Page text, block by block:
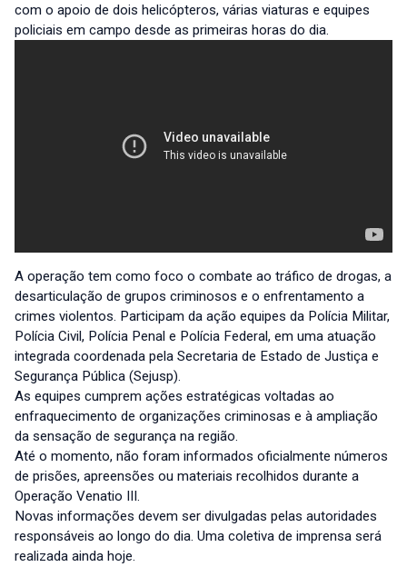
com o apoio de dois helicópteros, várias viaturas e equipes
policiais em campo desde as primeiras horas do dia.
A operação tem como foco o combate ao tráfico de drogas, a
desarticulação de grupos criminosos e o enfrentamento a
crimes violentos. Participam da ação equipes da Polícia Militar,
Polícia Civil, Polícia Penal e Polícia Federal, em uma atuação
integrada coordenada pela Secretaria de Estado de Justiça e
Segurança Pública (Sejusp).
As equipes cumprem ações estratégicas voltadas ao
enfraquecimento de organizações criminosas e à ampliação
da sensação de segurança na região.
Até o momento, não foram informados oficialmente números
de prisões, apreensões ou materiais recolhidos durante a
Operação Venatio III.
Novas informações devem ser divulgadas pelas autoridades
responsáveis ao longo do dia. Uma coletiva de imprensa será
realizada ainda hoje.